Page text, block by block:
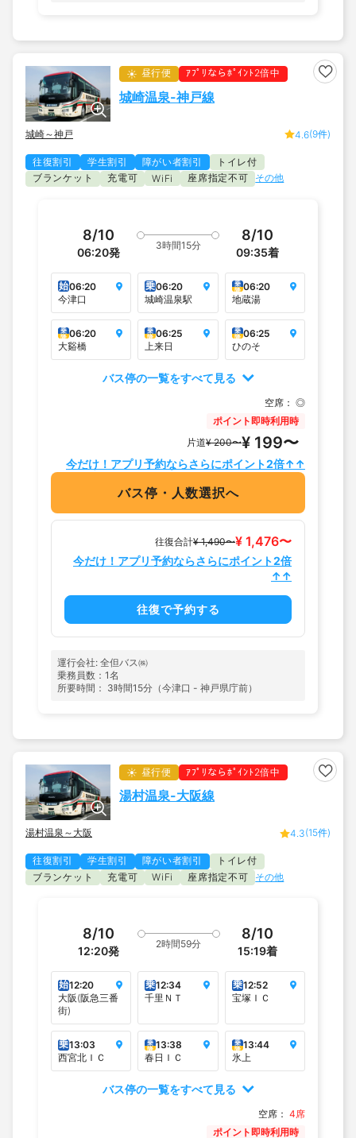
昼行便 ｱﾌﾟﾘならﾎﾟｲﾝﾄ2倍中
城崎温泉-神戸線
城崎～神戸 4.6(9件)
往復割引 学生割引 障がい者割引
トイレ付
ブランケット
充電可 WiFi 座席指定不可 その他
8/10
06:20発
3時間15分
8/10
09:35着
始06:20
今津口
乗06:20
城崎温泉駅
乗
降 06:20
地蔵湯
乗
降 06:20
大谿橋
乗
降 06:25
上来日
乗
降 06:25
ひのそ
バス停の一覧をすべて見る
空席： ◎
ポイント即時利用時
片道¥ 200〜¥ 199〜
今だけ！アプリ予約ならさらにポイント2倍↑↑
バス停・人数選択へ
往復合計¥ 1,490〜¥ 1,476〜
今だけ！アプリ予約ならさらにポイント2倍
↑↑
往復で予約する
運行会社: 全但バス㈱
乗務員数：1名
所要時間： 3時間15分（今津口 - 神戸県庁前）
昼行便 ｱﾌﾟﾘならﾎﾟｲﾝﾄ2倍中
湯村温泉-大阪線
湯村温泉～大阪 4.3(15件)
往復割引 学生割引 障がい者割引
トイレ付
ブランケット
充電可 WiFi 座席指定不可 その他
8/10
12:20発
2時間59分
8/10
15:19着
始12:20
大阪(阪急三番
街)
乗12:34
千里ＮＴ
乗12:52
宝塚ＩＣ
乗13:03
西宮北ＩＣ
乗
降 13:38
春日ＩＣ
乗
降 13:44
氷上
バス停の一覧をすべて見る
空席： 4席
ポイント即時利用時